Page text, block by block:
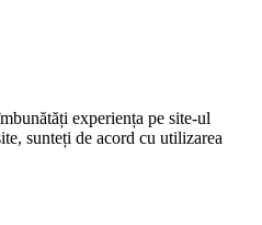
experiența pe site-ul
sunteți de acord cu utilizarea